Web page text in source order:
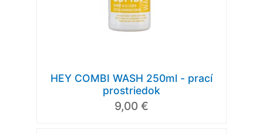
HEY COMBI WASH 250ml - prací
prostriedok
9,00 €